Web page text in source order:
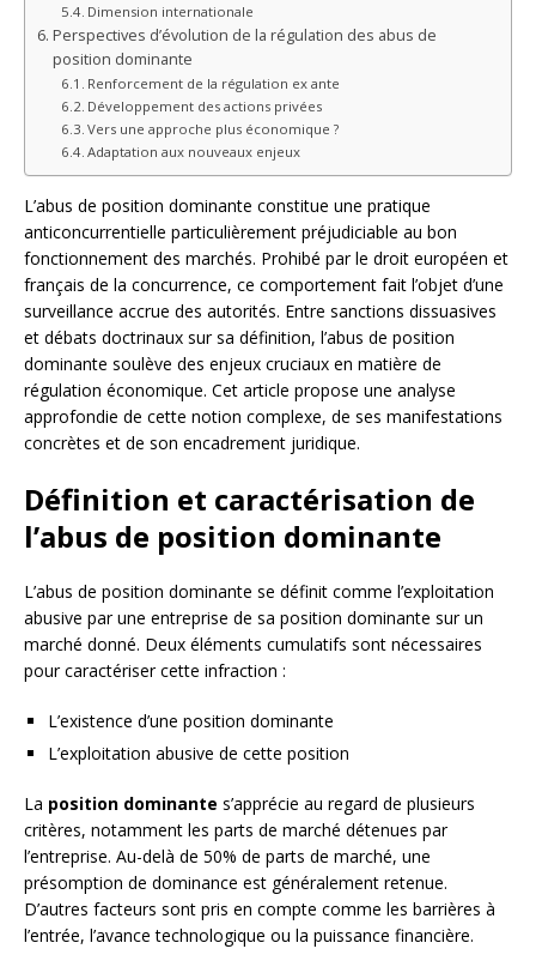
Dimension internationale
Perspectives d’évolution de la régulation des abus de
position dominante
Renforcement de la régulation ex ante
Développement des actions privées
Vers une approche plus économique ?
Adaptation aux nouveaux enjeux
L’abus de position dominante constitue une pratique
anticoncurrentielle particulièrement préjudiciable au bon
fonctionnement des marchés. Prohibé par le droit européen et
français de la concurrence, ce comportement fait l’objet d’une
surveillance accrue des autorités. Entre sanctions dissuasives
et débats doctrinaux sur sa définition, l’abus de position
dominante soulève des enjeux cruciaux en matière de
régulation économique. Cet article propose une analyse
approfondie de cette notion complexe, de ses manifestations
concrètes et de son encadrement juridique.
Définition et caractérisation de
l’abus de position dominante
L’abus de position dominante se définit comme l’exploitation
abusive par une entreprise de sa position dominante sur un
marché donné. Deux éléments cumulatifs sont nécessaires
pour caractériser cette infraction :
L’existence d’une position dominante
L’exploitation abusive de cette position
La position dominante s’apprécie au regard de plusieurs
critères, notamment les parts de marché détenues par
l’entreprise. Au-delà de 50% de parts de marché, une
présomption de dominance est généralement retenue.
D’autres facteurs sont pris en compte comme les barrières à
l’entrée, l’avance technologique ou la puissance financière.